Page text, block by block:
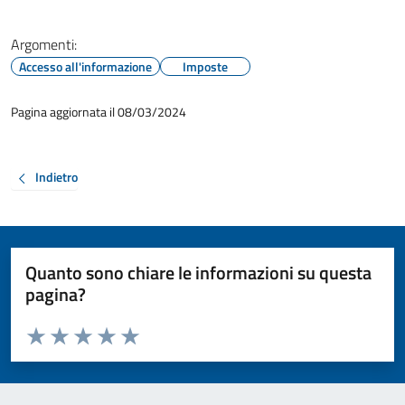
Argomenti:
Accesso all'informazione Imposte
Pagina aggiornata il 08/03/2024
Indietro
Quanto sono chiare le informazioni su questa
pagina?
Valuta da 1 a 5 stelle la pagina
Valuta 5 stelle su 5
Valuta 4 stelle su 5
Valuta 3 stelle su 5
Valuta 2 stelle su 5
Valuta 1 stelle su 5